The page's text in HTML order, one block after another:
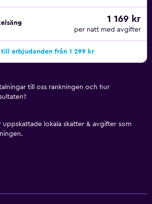
1 169 kr
per natt med avgifter
till erbjudanden från 1 299 kr
till oss rankningen och hur
uppskattade lokala skatter & avgifter som